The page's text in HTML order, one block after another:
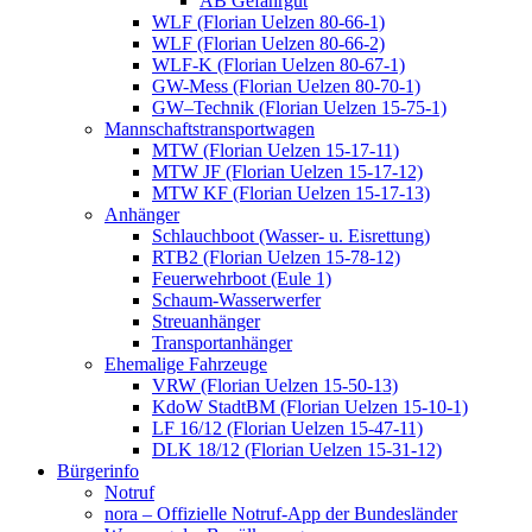
WLF (Florian Uelzen 80-66-1)
WLF (Florian Uelzen 80-66-2)
WLF-K (Florian Uelzen 80-67-1)
GW-Mess (Florian Uelzen 80-70-1)
GW–Technik (Florian Uelzen 15-75-1)
Mannschaftstransportwagen
MTW (Florian Uelzen 15-17-11)
MTW JF (Florian Uelzen 15-17-12)
MTW KF (Florian Uelzen 15-17-13)
Anhänger
Schlauchboot (Wasser- u. Eisrettung)
RTB2 (Florian Uelzen 15-78-12)
Feuerwehrboot (Eule 1)
Schaum-Wasserwerfer
Streuanhänger
Transportanhänger
Ehemalige Fahrzeuge
VRW (Florian Uelzen 15-50-13)
KdoW StadtBM (Florian Uelzen 15-10-1)
LF 16/12 (Florian Uelzen 15-47-11)
DLK 18/12 (Florian Uelzen 15-31-12)
Bürgerinfo
Notruf
nora – Offizielle Notruf-App der Bundesländer